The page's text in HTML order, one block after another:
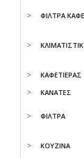
ΦΙΛΤΡΑ
ΚΑΦΕΤΙΕΡΑΣ
ΚΑΝΑΤΕΣ
ΦΙΛΤΡΑ
ΚΟΥΖΙΝΑ